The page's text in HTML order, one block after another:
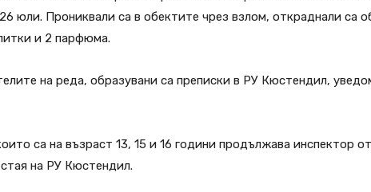
юли. Прониквали са в обектите чрез взлом, откраднали са
и 2 парфюма.
на реда, образувани са преписки в РУ Кюстендил,
са на възраст 13, 15 и 16 години продължава инспектор от
на РУ Кюстендил.